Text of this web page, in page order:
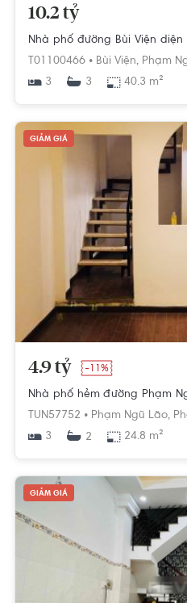
10.2 tỷ
Nhà phố đường Bùi Viện diện
T01100466 • Bùi Viện, Phạm
3
3 40.3 m²
GIẢM GIÁ
4.9 tỷ -11%
TUN57752 • Phạm Ngũ Lão,
3
2 24.8 m²
GIẢM GIÁ